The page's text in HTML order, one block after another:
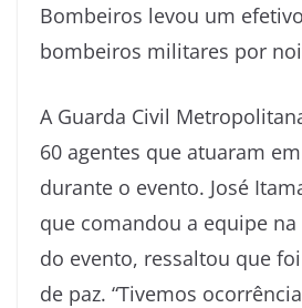
Bombeiros levou um
bombeiros militares por
A Guarda Civil
60 agentes que atuaram
durante o evento. José
que comandou a equipe
do evento, ressaltou que
de paz. “Tivemos